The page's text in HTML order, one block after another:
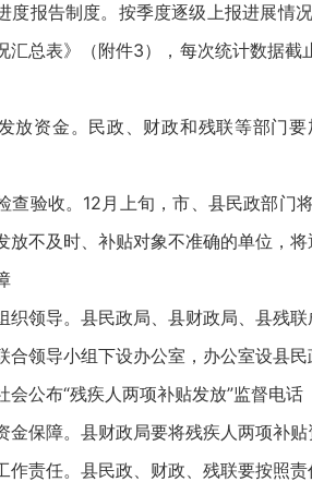
度报告制度。按季度逐级上报进展
汇总表》（附件3），每次统计数据
发放资金。民政、财政和残联等部门
查验收。12月上旬，市、县民政部
放不及时、补贴对象不准确的单位，将
织领导。县民政局、县财政局、县残
合领导小组下设办公室，办公室设县
会公布“残疾人两项补贴发放”监督电
金保障。县财政局要将残疾人两项补
作责任。县民政、财政、残联要按照